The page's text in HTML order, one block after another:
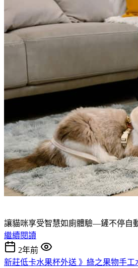
讓貓咪享受智慧如廁體驗—鏟不停自
繼續閱讀
2年前
新莊低卡水果杯外送 》綠之果物手工